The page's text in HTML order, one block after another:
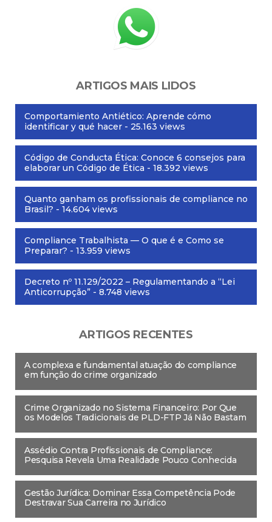
ARTIGOS MAIS LIDOS
Comportamiento Antiético: Aprende cómo
identificar y qué hacer - 25.163 views
Código de Conducta Ética: Conoce 6 consejos para
elaborar un Código de Ética - 18.392 views
Quanto ganham os profissionais de compliance no
Brasil? - 14.604 views
Compliance Trabalhista — O que é e Como se
Preparar? - 13.959 views
Decreto nº 11.129/2022 – Regulamentando a “Lei
Anticorrupção” - 8.748 views
ARTIGOS RECENTES
A complexa e fundamental atuação do compliance
em função do crime organizado
Crime Organizado no Sistema Financeiro: Por Que
os Modelos Tradicionais de PLD-FTP Já Não Bastam
Assédio Contra Profissionais de Compliance:
Pesquisa Revela Uma Realidade Pouco Conhecida
Gestão Jurídica: Dominar Essa Competência Pode
Destravar Sua Carreira no Jurídico